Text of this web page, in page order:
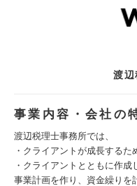
渡辺
事業内容・会社の
渡辺税理士事務所では、
・クライアントが成長するた
・クライアントとともに作成
事業計画を作り、資金繰りを